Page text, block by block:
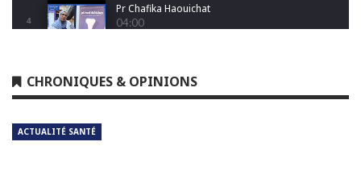
4
Pr Chafika Haouichat
04:00
5 04:26
CHRONIQUES & OPINIONS
ACTUALITÉ SANTÉ